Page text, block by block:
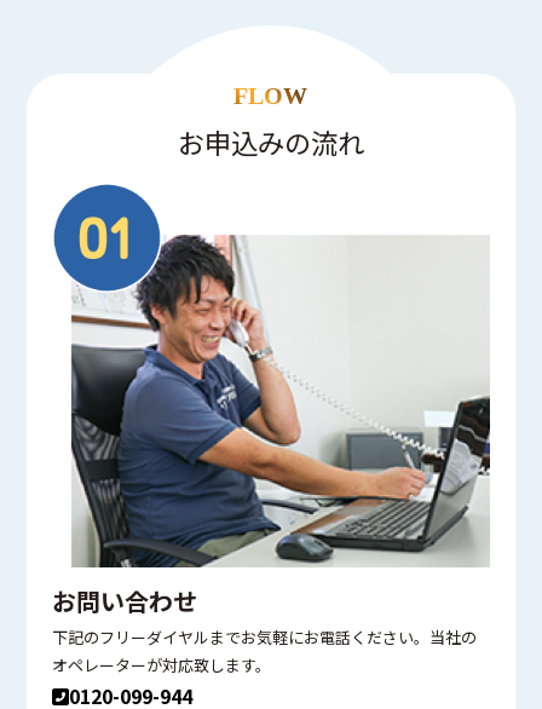
FLOW
お申込みの流れ
お問い合わせ
下記のフリーダイヤルまでお気軽にお電話ください。当社の
オペレーターが対応致します。
0120-099-944